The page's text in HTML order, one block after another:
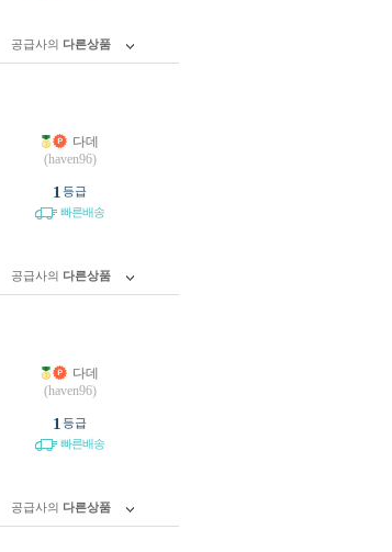
공급사의 다른상품
다데
(haven96)
1 등급
빠른배송
공급사의 다른상품
다데
(haven96)
1 등급
빠른배송
공급사의 다른상품